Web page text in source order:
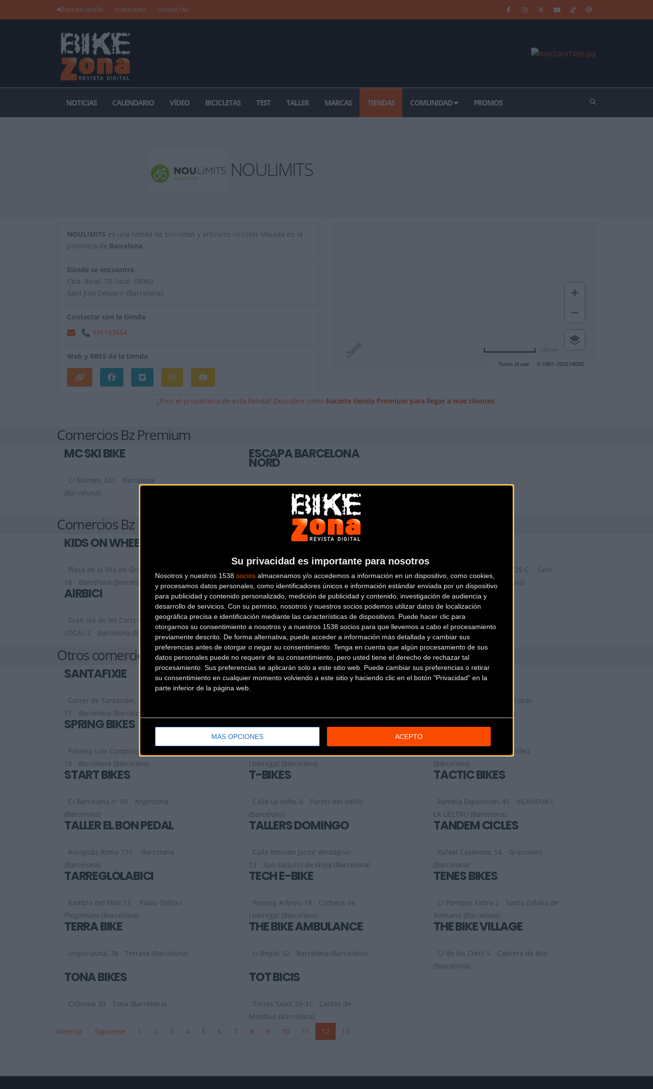
Su privacidad es importante para nosotros
Nosotros y nuestros 1538 socios almacenamos y/o accedemos a información en un dispositivo, como cookies,
y procesamos datos personales, como identificadores únicos e información estándar enviada por un dispositivo
para publicidad y contenido personalizado, medición de publicidad y contenido, investigación de audiencia y
desarrollo de servicios. Con su permiso, nosotros y nuestros socios podemos utilizar datos de localización
geográfica precisa e identificación mediante las características de dispositivos. Puede hacer clic para
otorgarnos su consentimiento a nosotros y a nuestros 1538 socios para que llevemos a cabo el procesamiento
previamente descrito. De forma alternativa, puede acceder a información más detallada y cambiar sus
preferencias antes de otorgar o negar su consentimiento. Tenga en cuenta que algún procesamiento de sus
datos personales puede no requerir de su consentimiento, pero usted tiene el derecho de rechazar tal
procesamiento. Sus preferencias se aplicarán solo a este sitio web. Puede cambiar sus preferencias o retirar
su consentimiento en cualquier momento volviendo a este sitio y haciendo clic en el botón "Privacidad" en la
parte inferior de la página web.
MÁS OPCIONES ACEPTO
INICIAR SESIÓN PUBLICIDAD CONTACTAR
NOTICIAS CALENDARIO VÍDEO BICICLETAS TEST TALLER MARCAS TIENDAS COMUNIDAD PROMOS
NOULIMITS
NOULIMITS es una tienda de bicicletas y artículos ciclistas situada en la
provincia de Barcelona.
Dónde se encuentra
Ctra. Reial, 79, local 08960
Sant Just Desvern (Barcelona).
Contactar con la tienda
931153654
Web y RRSS de la tienda
Terms of use © 1987–2026 HERE
200 km
¿Eres el propietario de esta tienda? Descubre cómo hacerte tienda Premium para llegar a más clientes.
Comercios Bz Premium
MC SKI BIKE
C/ Balmes, 331
Barcelona
(Barcelona)
ESCAPA BARCELONA
NORD
Comercios Bz
KIDS ON WHEELS
Plaça de la Vila de Gràcia,
18
Barcelona (Barcelona)
BIKESPORTS
VICENS DELS HORTS (Barcelona)
Carrer de la Riera Roja, 29 C
Sant
Boi de Llobregat (Barcelona)
AIRBICI
Gran Via de les Corts Catalanes, 452,
LOCAL 2
Barcelona (Barcelona)
Otros comercios
SANTAFIXIE
Carrer de Santander, 49-51, nave 16-
17
Barcelona (Barcelona)
SBR STORE SOBRE BICI
Josep Tarradellas Nº76, Local-
Montmeló (Barcelona)
SPRING BIKES
Passeig Luis Companys
10
Barcelona (Barcelona)
SPRINTBIKE
Llobregat (Barcelona)
STARBIKE
M¡anlleu
(Barcelona)
START BIKES
C/ Barcelona nº 50
Argentona
(Barcelona)
T-BIKES
Calle La Volta, 6
Parets del Vallés
(Barcelona)
TACTIC BIKES
Rambla Exposicion, 45
VILANOVA I
LA GELTRU (Barcelona)
TALLER EL BON PEDAL
Avinguda Roma 115
Barcelona
(Barcelona)
TALLERS DOMINGO
Calle Mossen Jacint Verdaguer,
13
San Sadurní de Noya (Barcelona)
TANDEM CICLES
Rafael Casanova, 54
Granollers
(Barcelona)
TARREGLOLABICI
Rambla del Moli 13
Palau-Solita i
Plegamans (Barcelona)
TECH E-BIKE
Passeig Arbres, 18
Corbera de
Llobregat (Barcelona)
TENES BIKES
C/ Pompeu Fabra 2
Santa Eulalia de
Ronsaná (Barcelona)
TERRA BIKE
Urquinaona, 78 Terrasa (Barcelona)
THE BIKE AMBULANCE
c/ Regás 32 Barcelona (Barcelona)
THE BIKE VILLAGE
C/ de les Corts 5
Cabrera de Mar
(Barcelona)
TONA BIKES
C/Osona 20 Tona (Barcelona)
TOT BICIS
Torras Sayol 29-31
Caldes de
Montbui (Barcelona)
Anterior
Siguiente 1 2 3 4 5 6 7 8 9 10 11 12 13